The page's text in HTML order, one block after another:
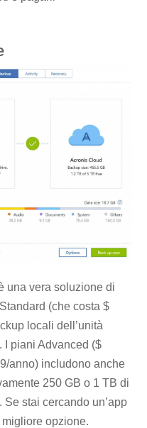
una vera soluzione di
(che costa $
locali dell’unità
I piani Advanced ($
anno) includono anche
250 GB o 1 TB di
stai cercando un’app
opzione.